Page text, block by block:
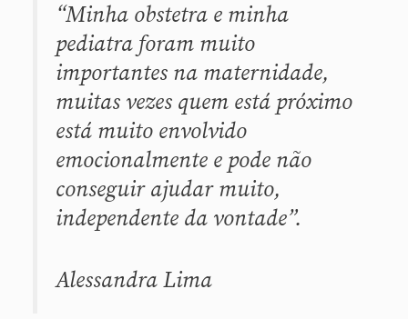
“Minha obstetra e minha
pediatra foram muito
importantes na maternidade,
muitas vezes quem está próximo
está muito envolvido
emocionalmente e pode não
conseguir ajudar muito,
independente da vontade”.
Alessandra Lima